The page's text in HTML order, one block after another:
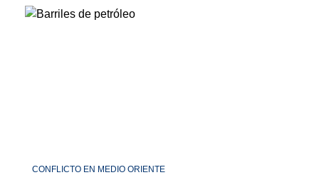
CONFLICTO EN MEDIO ORIENTE